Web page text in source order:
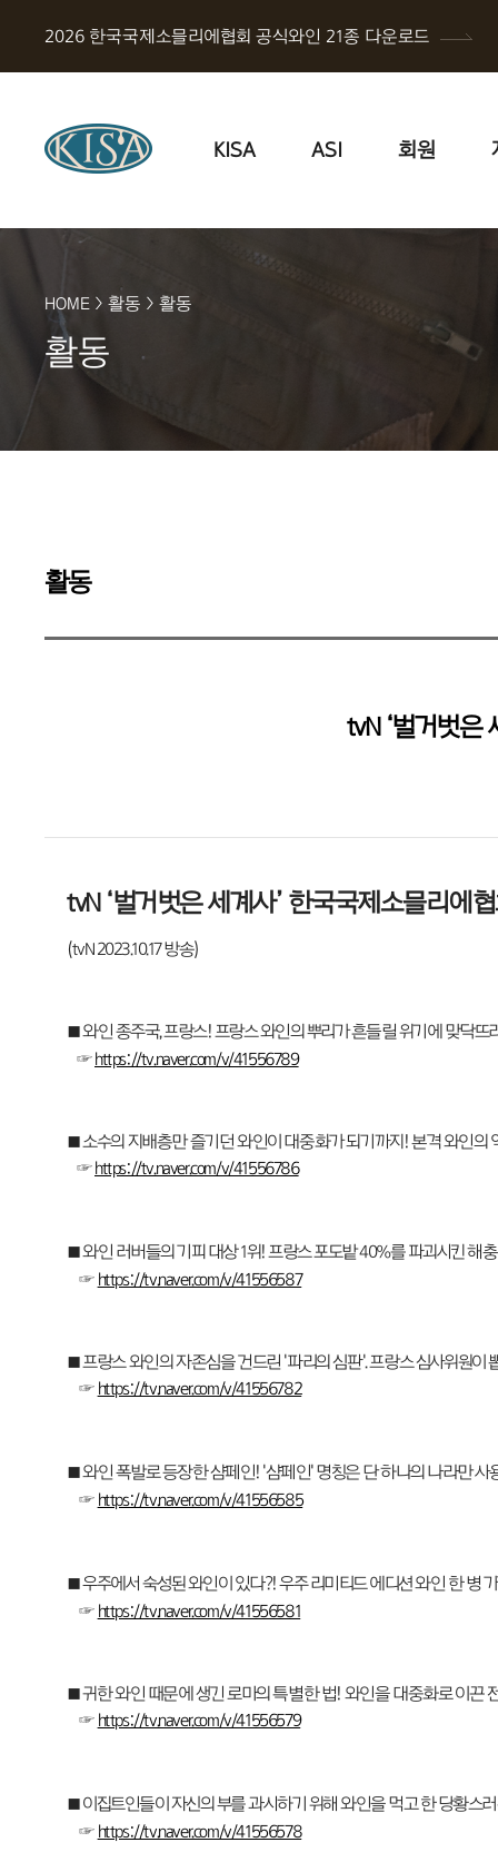
2026 한국국제소믈리에협회 공식와인 21종 다운로드
KISA ASI 회원
HOME > 활동 > 활동
활동
활동
tvN ‘벌거벗은
tvN ‘벌거벗은 세계사’ 한국국제소믈리에
(tvN 2023.10.17 방송)
■ 와인 종주국, 프랑스! 프랑스 와인의 뿌리가 흔들릴 위기에 맞닥뜨
☞https://tv.naver.com/v/41556789
■ 소수의 지배층만 즐기던 와인이 대중화가 되기까지! 본격 와인의
☞https://tv.naver.com/v/41556786
■ 와인 러버들의 기피 대상 1위! 프랑스 포도밭 40%를 파괴시킨 해
☞ https://tv.naver.com/v/41556587
■ 프랑스 와인의 자존심을 건드린 '파리의 심판'. 프랑스 심사위원이
☞ https://tv.naver.com/v/41556782
■ 와인 폭발로 등장한 샴페인! '샴페인' 명칭은 단 하나의 나라만 사
☞ https://tv.naver.com/v/41556585
■ 우주에서 숙성된 와인이 있다?! 우주 리미티드 에디션 와인 한 병 가
☞ https://tv.naver.com/v/41556581
■ 귀한 와인 때문에 생긴 로마의 특별한 법! 와인을 대중화로 이끈
☞ https://tv.naver.com/v/41556579
■ 이집트인들이 자신의 부를 과시하기 위해 와인을 먹고 한 당황스
☞ https://tv.naver.com/v/41556578